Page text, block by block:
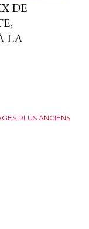
DE
LA
PLUS ANCIENS